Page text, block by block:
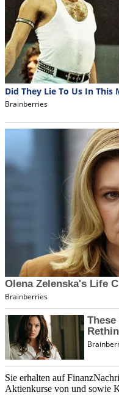
Sie erhalten auf
Aktienkurse von und sowie